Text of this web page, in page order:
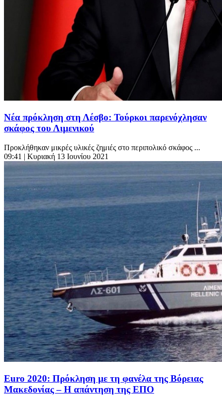
Νέα πρόκληση στη Λέσβο: Τούρκοι παρενόχλησαν
σκάφος του Λιμενικού
Προκλήθηκαν μικρές υλικές ζημιές στο περιπολικό σκάφος ...
09:41 | Κυριακή 13 Ιουνίου 2021
Euro 2020: Πρόκληση με τη φανέλα της Βόρειας
Μακεδονίας – Η απάντηση της ΕΠΟ